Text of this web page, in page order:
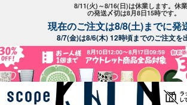
8/11(火)～8/16(日)は休業します。休
の発送〆切は8月8日15時です。
現在のご注文は8/8(土)までに発
8/7(金)は8/6(木) 12時頃までのご注文を